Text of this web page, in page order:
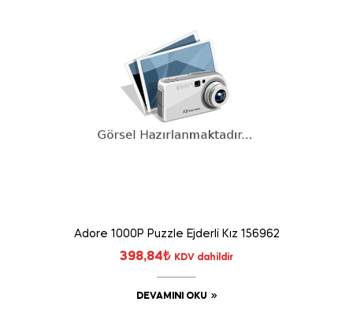
Adore 1000P Puzzle Ejderli Kız 156962
398,84₺ KDV dahildir
DEVAMINI OKU